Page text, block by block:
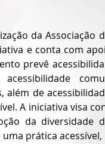
da Associação
e conta com
prevê
acessibilidade
além de
A iniciativa visa
da diversidade
prática